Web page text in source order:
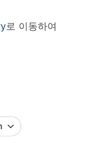
로 이동하여